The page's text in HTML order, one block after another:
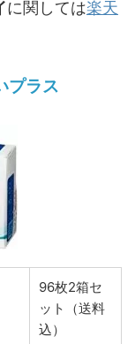
に関しては楽天
プラス
96枚2箱セ
ット（送料
込）